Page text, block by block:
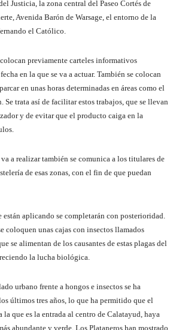
Justicia, la zona central del Paseo Cortés de
Avenida Barón de Warsage, el entorno de la
el Católico.
previamente carteles informativos
en la que se va a actuar. También se colocan
en unas horas determinadas en áreas como el
Se trata así de facilitar estos trabajos, que se llevan
y de evitar que el producto caiga en la
a realizar también se comunica a los titulares de
de esas zonas, con el fin de que puedan
están aplicando se completarán con posterioridad.
coloquen unas cajas con insectos llamados
se alimentan de los causantes de estas plagas del
la lucha biológica.
urbano frente a hongos e insectos se ha
últimos tres años, lo que ha permitido que el
que es la entrada al centro de Calatayud, haya
abundante y verde. Los Plataneros han mostrado